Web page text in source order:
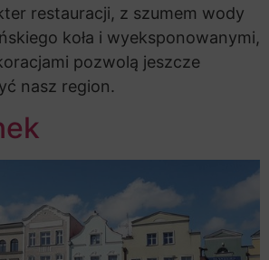
restauracji, z szumem wody
koła i wyeksponowanymi,
pozwolą jeszcze
nasz region.